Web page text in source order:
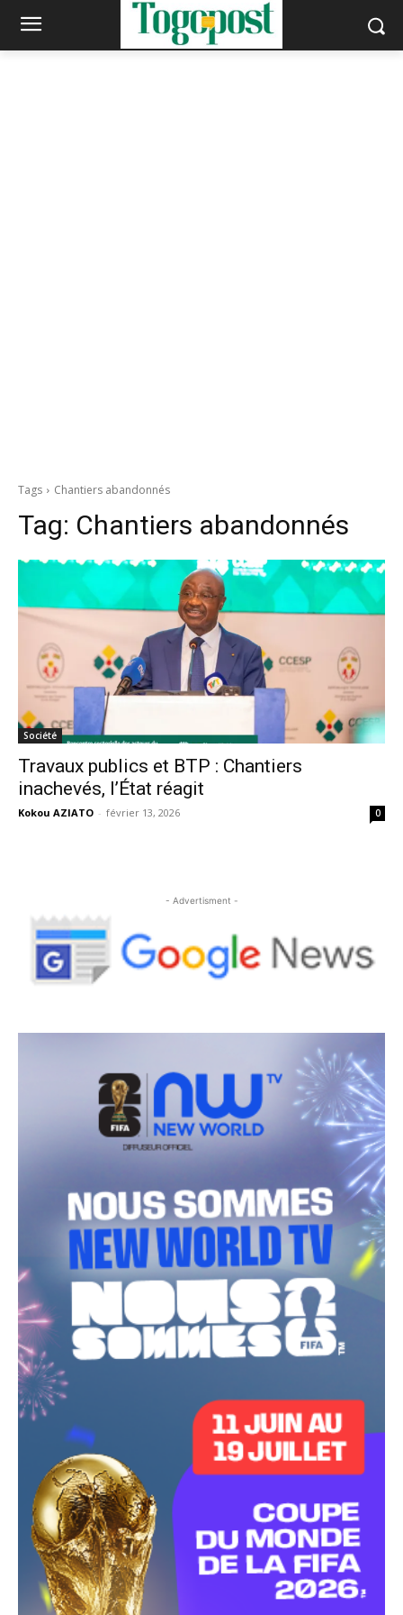
Tags Chantiers abandonnés
Tag: Chantiers abandonnés
Société
Travaux publics et BTP : Chantiers
inachevés, l’État réagit
Kokou AZIATO - février 13, 2026 0
- Advertisment -